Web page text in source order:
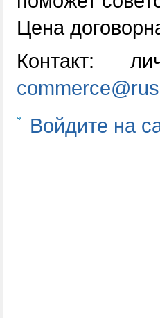
Цена
Контакт:
Войдите на